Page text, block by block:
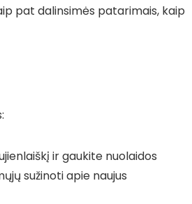
pat dalinsimės patarimais, kaip
ir gaukite nuolaidos
sužinoti apie naujus